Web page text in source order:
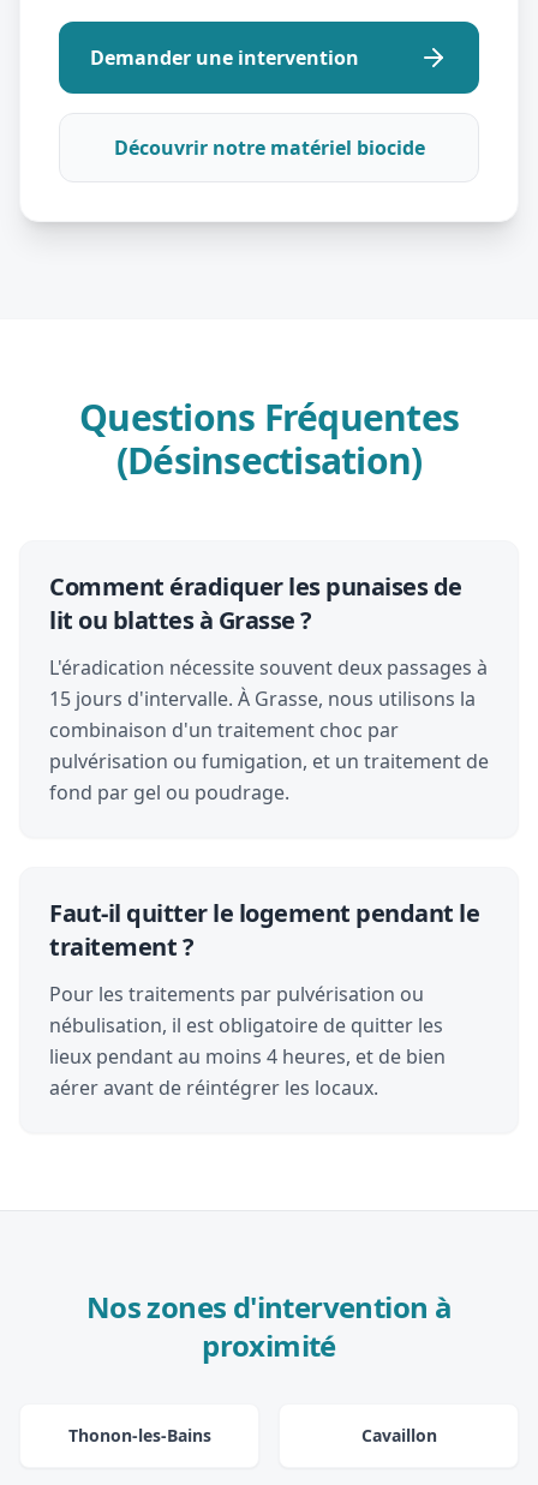
Demander une intervention
Découvrir notre matériel biocide
Questions Fréquentes
(Désinsectisation)
Comment éradiquer les punaises de
lit ou blattes à Grasse ?
L'éradication nécessite souvent deux passages à
15 jours d'intervalle. À Grasse, nous utilisons la
combinaison d'un traitement choc par
pulvérisation ou fumigation, et un traitement de
fond par gel ou poudrage.
Faut-il quitter le logement pendant le
traitement ?
Pour les traitements par pulvérisation ou
nébulisation, il est obligatoire de quitter les
lieux pendant au moins 4 heures, et de bien
aérer avant de réintégrer les locaux.
Nos zones d'intervention à
proximité
Thonon-les-Bains Cavaillon